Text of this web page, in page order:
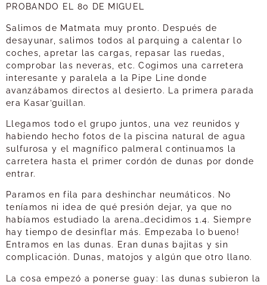
PROBANDO EL 80 DE MIGUEL
Salimos de Matmata muy pronto. Después de
desayunar, salimos todos al parquing a calentar lo
coches, apretar las cargas, repasar las ruedas,
comprobar las neveras, etc. Cogimos una carretera
interesante y paralela a la Pipe Line donde
avanzábamos directos al desierto. La primera parada
era Kasar’guillan.
Llegamos todo el grupo juntos, una vez reunidos y
habiendo hecho fotos de la piscina natural de agua
sulfurosa y el magnífico palmeral continuamos la
carretera hasta el primer cordón de dunas por donde
entrar.
Paramos en fila para deshinchar neumáticos. No
teníamos ni idea de qué presión dejar, ya que no
habíamos estudiado la arena…decidimos 1.4. Siempre
hay tiempo de desinflar más. Empezaba lo bueno!
Entramos en las dunas. Eran dunas bajitas y sin
complicación. Dunas, matojos y algún que otro llano.
La cosa empezó a ponerse guay: las dunas subieron la